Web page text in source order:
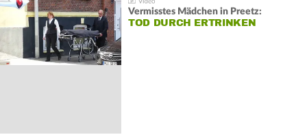
Vermisstes Mädchen in Preetz:
TOD DURCH ERTRINKEN